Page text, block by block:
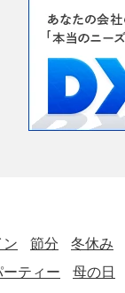
節分 冬休み
ティー 母の日